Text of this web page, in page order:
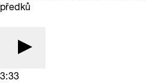
předků
3:33